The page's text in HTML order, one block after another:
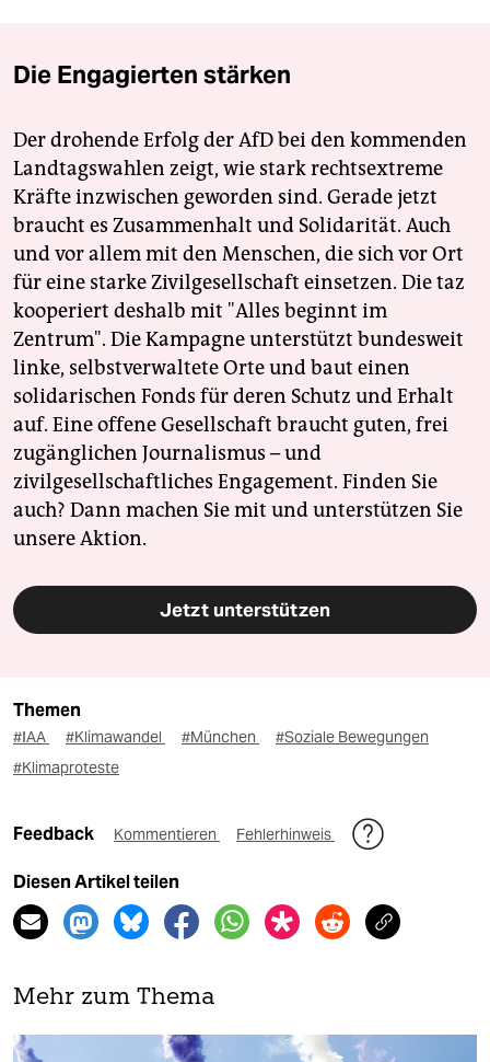
Die Engagierten stärken
Der drohende Erfolg der AfD bei den kommenden
Landtagswahlen zeigt, wie stark rechtsextreme
Kräfte inzwischen geworden sind. Gerade jetzt
braucht es Zusammenhalt und Solidarität. Auch
und vor allem mit den Menschen, die sich vor Ort
für eine starke Zivilgesellschaft einsetzen. Die taz
kooperiert deshalb mit "Alles beginnt im
Zentrum". Die Kampagne unterstützt bundesweit
linke, selbstverwaltete Orte und baut einen
solidarischen Fonds für deren Schutz und Erhalt
auf. Eine offene Gesellschaft braucht guten, frei
zugänglichen Journalismus – und
zivilgesellschaftliches Engagement. Finden Sie
auch? Dann machen Sie mit und unterstützen Sie
unsere Aktion.
Jetzt unterstützen
Themen
#IAA #Klimawandel #München
#Soziale Bewegungen
#Klimaproteste
Feedback Kommentieren Fehlerhinweis
Diesen Artikel teilen
Mehr zum Thema